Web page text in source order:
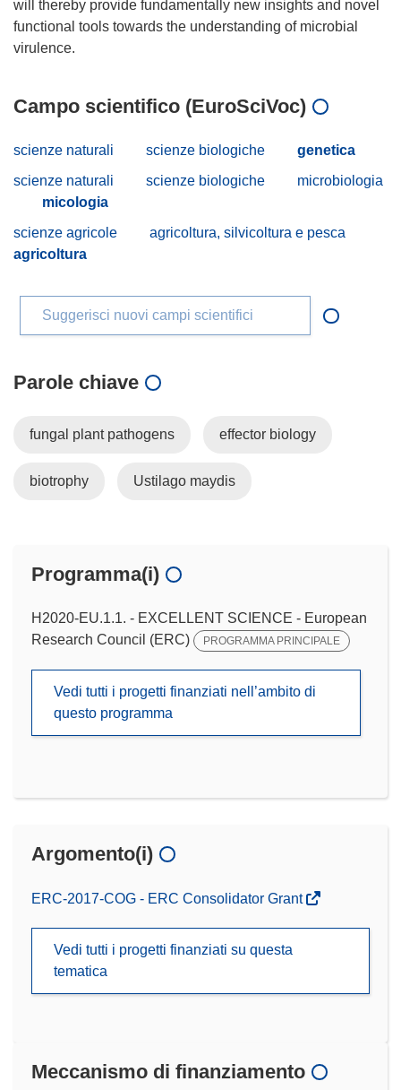
will thereby provide fundamentally new insights and novel
functional tools towards the understanding of microbial
Campo scientifico (EuroSciVoc)
scienze naturali scienze biologiche
genetica
scienze naturali
scienze biologiche
microbiologia
micologia
scienze agricole
agricoltura, silvicoltura e pesca
agricoltura
Suggerisci nuovi campi scientifici
Parole chiave
fungal plant pathogens effector biology
biotrophy Ustilago maydis
Programma(i)
H2020-EU.1.1. - EXCELLENT SCIENCE - European
Research Council (ERC)
PROGRAMMA PRINCIPALE
Vedi tutti i progetti finanziati nell’ambito di
questo programma
Argomento(i)
ERC-2017-COG - ERC Consolidator Grant
Vedi tutti i progetti finanziati su questa
tematica
Meccanismo di finanziamento